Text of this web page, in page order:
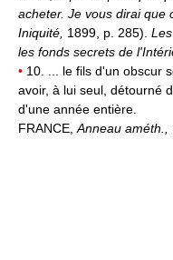
acheter. Je vous dirai que
Iniquité, 1899, p. 285).
les fonds secrets de
• 10. ... le fils d'un obscur
avoir, à lui seul, détourné
d'une année entière.
FRANCE,Anneau améth.,